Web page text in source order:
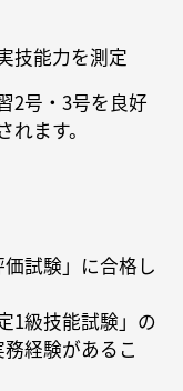
技能力を測定
2号・3号を良好
ます。
価試験」に合格し
1級技能試験」の
経験があるこ